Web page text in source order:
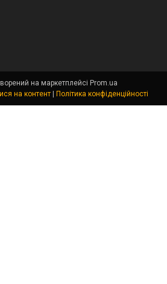
на маркетплейсі Prom.ua
на контент Політика конфіденційності